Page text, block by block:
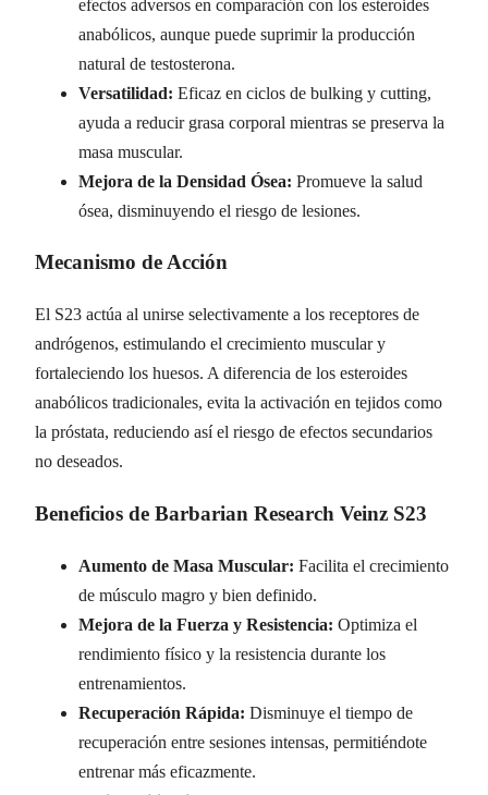
efectos adversos en comparación con los esteroides
anabólicos, aunque puede suprimir la producción
natural de testosterona.
Versatilidad: Eficaz en ciclos de bulking y cutting,
ayuda a reducir grasa corporal mientras se preserva la
masa muscular.
Mejora de la Densidad Ósea: Promueve la salud
ósea, disminuyendo el riesgo de lesiones.
Mecanismo de Acción
El S23 actúa al unirse selectivamente a los receptores de
andrógenos, estimulando el crecimiento muscular y
fortaleciendo los huesos. A diferencia de los esteroides
anabólicos tradicionales, evita la activación en tejidos como
la próstata, reduciendo así el riesgo de efectos secundarios
no deseados.
Beneficios de Barbarian Research Veinz S23
Aumento de Masa Muscular: Facilita el crecimiento
de músculo magro y bien definido.
Mejora de la Fuerza y Resistencia: Optimiza el
rendimiento físico y la resistencia durante los
entrenamientos.
Recuperación Rápida: Disminuye el tiempo de
recuperación entre sesiones intensas, permitiéndote
entrenar más eficazmente.